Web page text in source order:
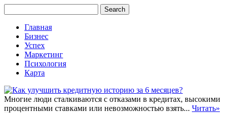
Главная
Бизнес
Успех
Маркетинг
Психология
Карта
Многие люди сталкиваются с отказами в кредитах, высокими
процентными ставками или невозможностью взять... Читать»